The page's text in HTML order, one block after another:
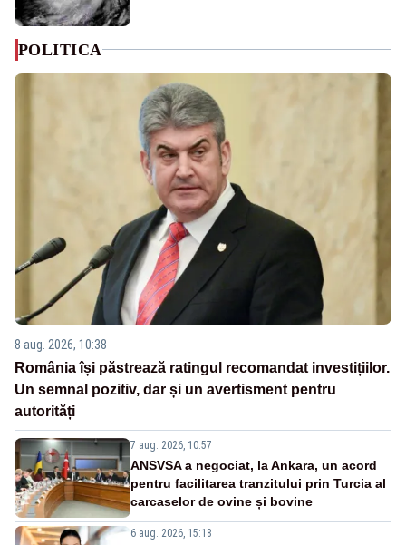
POLITICA
8 aug. 2026, 10:38
România își păstrează ratingul recomandat investițiilor.
Un semnal pozitiv, dar și un avertisment pentru
autorități
7 aug. 2026, 10:57
ANSVSA a negociat, la Ankara, un acord
pentru facilitarea tranzitului prin Turcia al
carcaselor de ovine și bovine
6 aug. 2026, 15:18